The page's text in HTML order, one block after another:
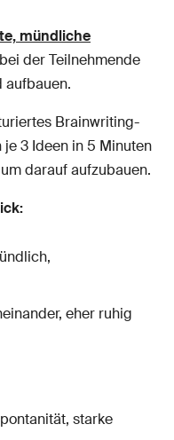
mündliche
der Teilnehmende
aufbauen.
Brainwriting-
3 Ideen in 5 Minuten
darauf aufzubauen.
eher ruhig
starke